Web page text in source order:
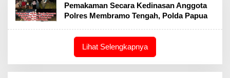
Pemakaman Secara Kedinasan Anggota
Polres Membramo Tengah, Polda Papua
Lihat Selengkapnya